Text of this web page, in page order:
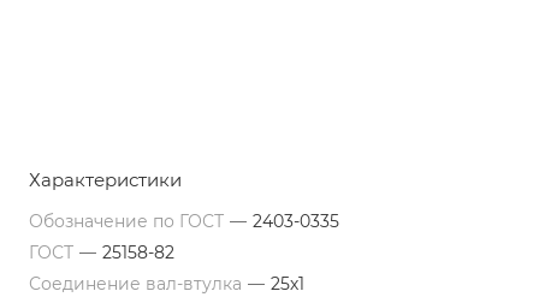
Характеристики
Обозначение по ГОСТ — 2403-0335
ГОСТ — 25158-82
Соединение вал-втулка — 25х1